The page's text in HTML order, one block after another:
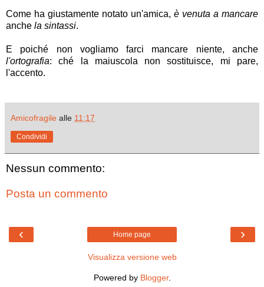
Come ha giustamente notato un'amica, è venuta a mancare
anche la sintassi.
E poiché non vogliamo farci mancare niente, anche
l'ortografia: ché la maiuscola non sostituisce, mi pare,
l'accento.
Amicofragile alle 11:17
Condividi
Nessun commento:
Posta un commento
‹ ›
Home page
Visualizza versione web
Powered by Blogger.